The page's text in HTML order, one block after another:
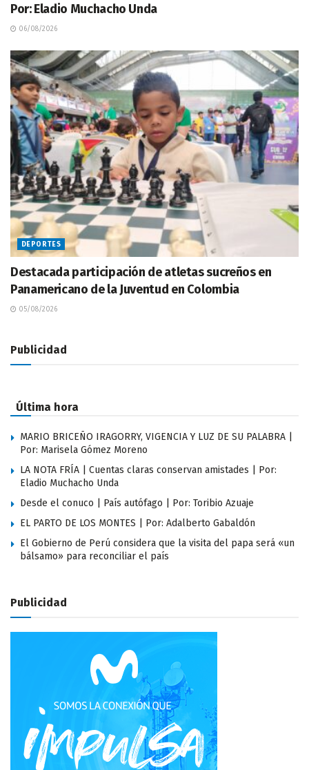
Por: Eladio Muchacho Unda
06/08/2026
DEPORTES
Destacada participación de atletas sucreños en
Panamericano de la Juventud en Colombia
05/08/2026
Publicidad
Última hora
MARIO BRICEÑO IRAGORRY, VIGENCIA Y LUZ DE SU PALABRA |
Por: Marisela Gómez Moreno
LA NOTA FRÍA | Cuentas claras conservan amistades | Por:
Eladio Muchacho Unda
Desde el conuco | País autófago | Por: Toribio Azuaje
EL PARTO DE LOS MONTES | Por: Adalberto Gabaldón
El Gobierno de Perú considera que la visita del papa será «un
bálsamo» para reconciliar el país
Publicidad